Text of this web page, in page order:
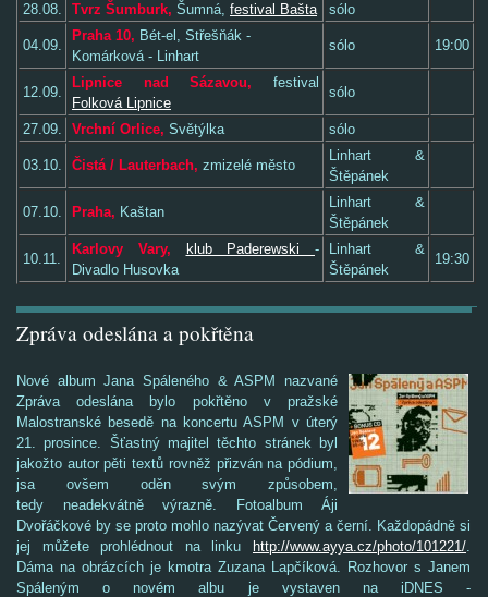
28.08.
Tvrz Šumburk, Šumná, festival Bašta sólo
04.09.
Praha 10, Bét-el, Střešňák -
Komárková - Linhart
sólo 19:00
12.09.
Lipnice nad Sázavou, festival
Folková Lipnice
sólo
27.09. Vrchní Orlice, Světýlka sólo
03.10. Čistá / Lauterbach, zmizelé město
Linhart &
Štěpánek
07.10. Praha, Kaštan
Linhart &
Štěpánek
10.11.
Karlovy Vary, klub Paderewski -
Divadlo Husovka
Linhart &
Štěpánek
19:30
Zpráva odeslána a pokřtěna
Nové album Jana Spáleného & ASPM nazvané
Zpráva odeslána bylo pokřtěno v pražské
Malostranské besedě na koncertu ASPM v úterý
21. prosince. Šťastný majitel těchto stránek byl
jakožto autor pěti textů rovněž přizván na pódium,
jsa ovšem oděn svým způsobem,
tedy neadekvátně výrazně. Fotoalbum Áji
Dvořáčkové by se proto mohlo nazývat Červený a černí. Každopádně si
jej můžete prohlédnout na linku
http://www.ayya.cz/photo/101221/.
Dáma na obrázcích je kmotra Zuzana Lapčíková. Rozhovor s Janem
Spáleným o novém albu je vystaven na iDNES -